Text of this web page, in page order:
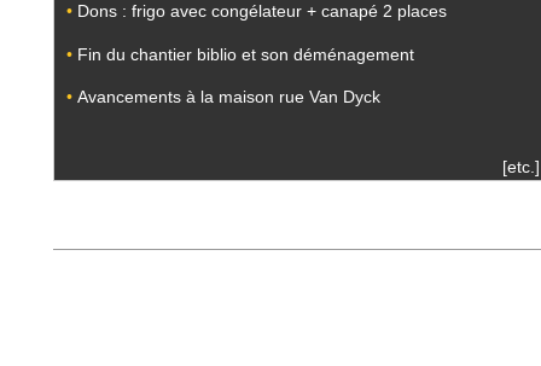
• Dons : frigo avec congélateur + canapé 2 places
• Fin du chantier biblio et son déménagement
• Avancements à la maison rue Van Dyck
[etc.]